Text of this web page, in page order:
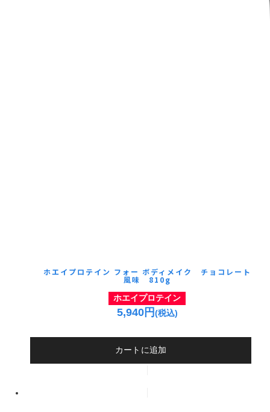
ホエイプロテイン フォー ボディメイク チョコレート
風味 810g
ホエイプロテイン
5,940円(税込)
カートに追加